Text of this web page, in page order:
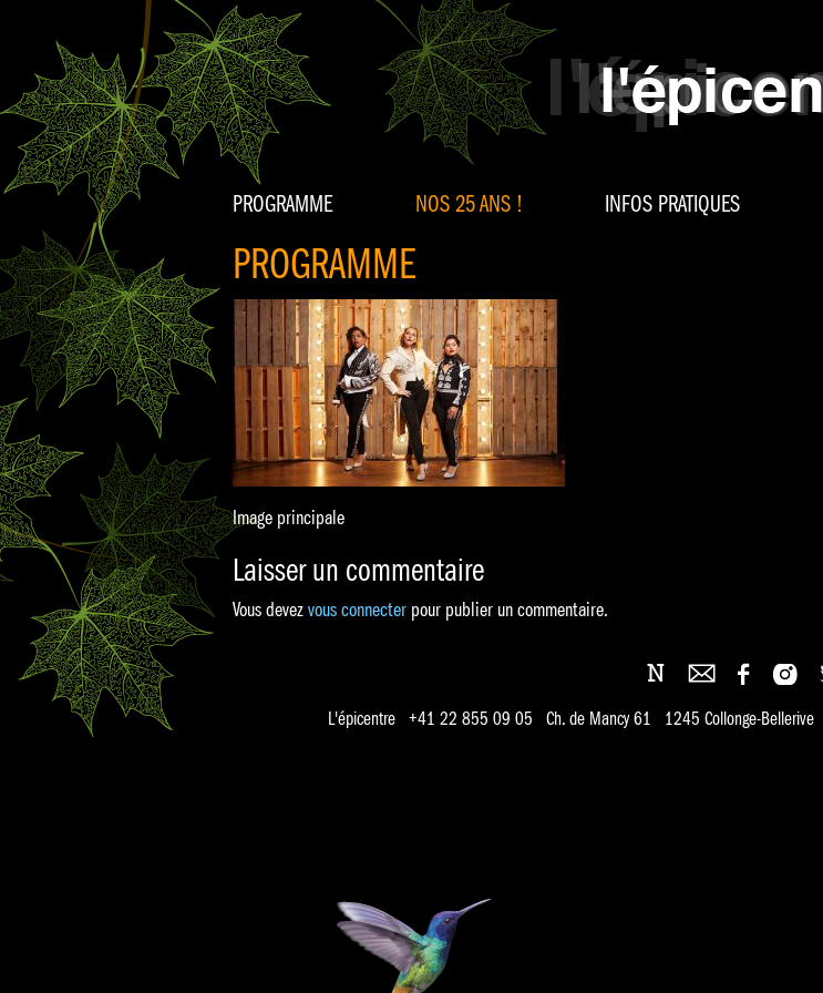
PROGRAMME NOS 25 ANS ! INFOS PRATIQUES
PROGRAMME
Image principale
Laisser un commentaire
Vous devezvous connecter pour publier un commentaire.
L'épicentre +41 22 855 09 05 Ch. de Mancy 61 1245 Collonge-Bellerive